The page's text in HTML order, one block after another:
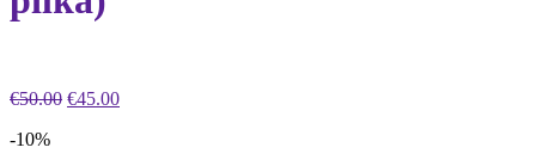
€50.00 €45.00
-10%